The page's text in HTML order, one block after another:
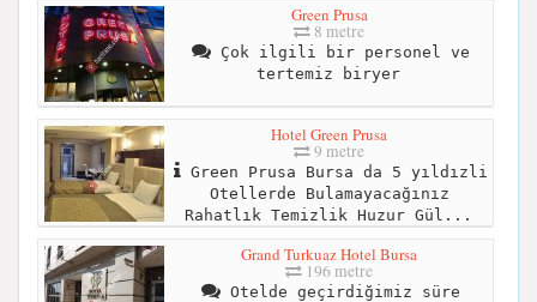
Green Prusa
8 metre
Çok ilgili bir personel ve
tertemiz biryer
Hotel Green Prusa
9 metre
Green Prusa Bursa da 5 yıldızli
Otellerde Bulamayacağınız
Rahatlık Temizlik Huzur Gül...
Grand Turkuaz Hotel Bursa
196 metre
Otelde geçirdiğimiz süre